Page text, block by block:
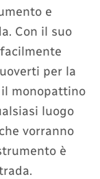
e
Con il suo
per la
monopattino
luogo
vorranno
è